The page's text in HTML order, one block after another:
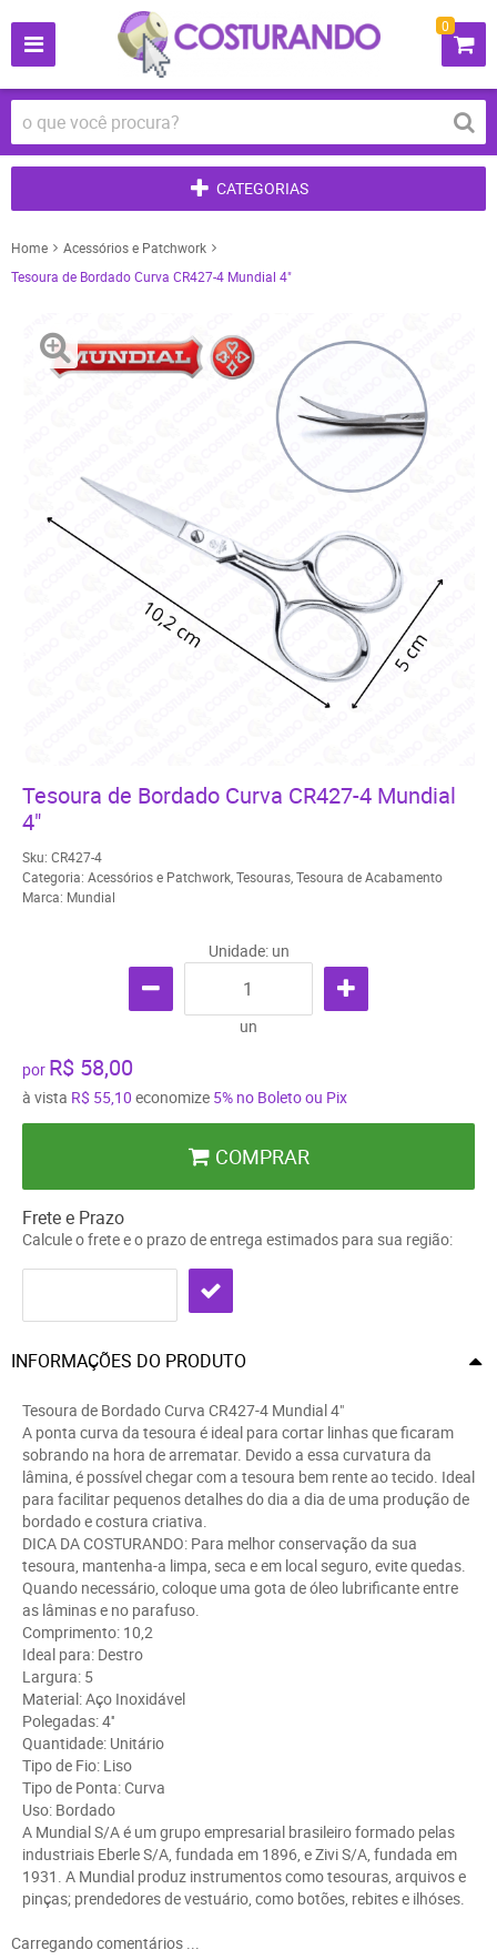
0
CATEGORIAS
Home
Acessórios e Patchwork
Tesoura de Bordado Curva CR427-4 Mundial 4"
Tesoura de Bordado Curva CR427-4 Mundial
4"
Sku: CR427-4
Categoria: Acessórios e Patchwork Tesouras Tesoura de Acabamento
Marca: Mundial
Unidade: un
un
por R$ 58,00
à vista R$ 55,10 economize 5% no Boleto ou Pix
COMPRAR
Frete e Prazo
Calcule o frete e o prazo de entrega estimados para sua região:
INFORMAÇÕES DO PRODUTO
Tesoura de Bordado Curva CR427-4 Mundial 4"
A ponta curva da tesoura é ideal para cortar linhas que ficaram
sobrando na hora de arrematar. Devido a essa curvatura da
lâmina, é possível chegar com a tesoura bem rente ao tecido. Ideal
para facilitar pequenos detalhes do dia a dia de uma produção de
bordado e costura criativa.
DICA DA COSTURANDO: Para melhor conservação da sua
tesoura, mantenha-a limpa, seca e em local seguro, evite quedas.
Quando necessário, coloque uma gota de óleo lubrificante entre
as lâminas e no parafuso.
Comprimento: 10,2
Ideal para: Destro
Largura: 5
Material: Aço Inoxidável
Polegadas: 4''
Quantidade: Unitário
Tipo de Fio: Liso
Tipo de Ponta: Curva
Uso: Bordado
A Mundial S/A é um grupo empresarial brasileiro formado pelas
industriais Eberle S/A, fundada em 1896, e Zivi S/A, fundada em
1931. A Mundial produz instrumentos como tesouras, arquivos e
pinças; prendedores de vestuário, como botões, rebites e ilhóses.
Carregando comentários ...